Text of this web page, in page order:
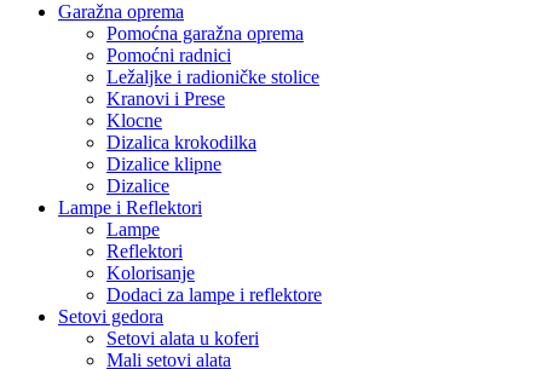
Garažna oprema
Pomoćna garažna oprema
Pomoćni radnici
Ležaljke i radioničke stolice
Kranovi i Prese
Klocne
Dizalica krokodilka
Dizalice klipne
Dizalice
Lampe i Reflektori
Lampe
Reflektori
Kolorisanje
Dodaci za lampe i reflektore
Setovi gedora
Setovi alata u koferi
Mali setovi alata